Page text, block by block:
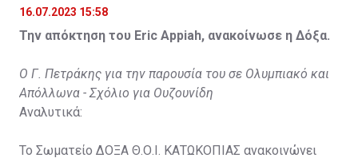
16.07.2023 15:58
Την απόκτηση του Eric Appiah, ανακοίνωσε η Δόξα.
Ο Γ. Πετράκης για την παρουσία του σε Ολυμπιακό και
Απόλλωνα - Σχόλιο για Ουζουνίδη
Αναλυτικά:
Το Σωματείο ΔΟΞΑ Θ.Ο.Ι. ΚΑΤΩΚΟΠΙΑΣ ανακοινώνει